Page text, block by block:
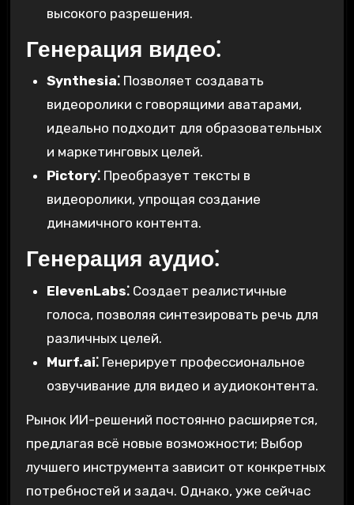
высокого разрешения.
Генерация видео⁚
Synthesia⁚Позволяет создавать
видеоролики с говорящими аватарами,
идеально подходит для образовательных
и маркетинговых целей.
Pictory⁚Преобразует тексты в
видеоролики, упрощая создание
динамичного контента.
Генерация аудио⁚
ElevenLabs⁚Создает реалистичные
голоса, позволяя синтезировать речь для
различных целей.
Murf.ai⁚Генерирует профессиональное
озвучивание для видео и аудиоконтента.
Рынок ИИ-решений постоянно расширяется,
предлагая всё новые возможности; Выбор
лучшего инструмента зависит от конкретных
потребностей и задач. Однако, уже сейчас